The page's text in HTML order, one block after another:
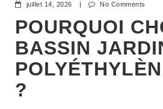
juillet 14, 2026 No Comments
POURQUOI
BASSIN
?